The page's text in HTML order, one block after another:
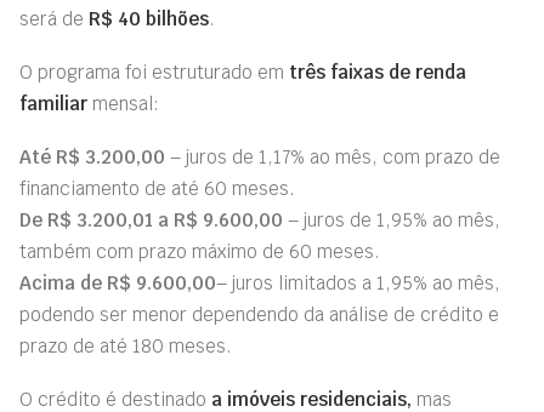
será de R$ 40 bilhões.
O programa foi estruturado em três faixas de renda
familiar mensal:
Até R$ 3.200,00 – juros de 1,17% ao mês, com prazo de
financiamento de até 60 meses.
De R$ 3.200,01 a R$ 9.600,00 – juros de 1,95% ao mês,
também com prazo máximo de 60 meses.
Acima de R$ 9.600,00– juros limitados a 1,95% ao mês,
podendo ser menor dependendo da análise de crédito e
prazo de até 180 meses.
O crédito é destinado a imóveis residenciais, mas